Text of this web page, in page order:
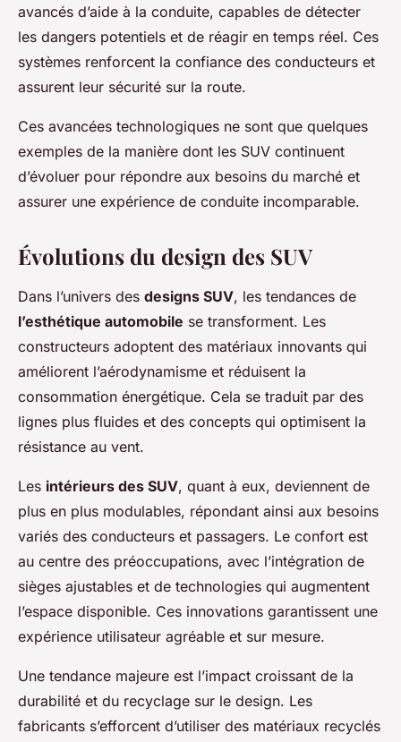
avancés d’aide à la conduite, capables de détecter
les dangers potentiels et de réagir en temps réel. Ces
systèmes renforcent la confiance des conducteurs et
assurent leur sécurité sur la route.
Ces avancées technologiques ne sont que quelques
exemples de la manière dont les SUV continuent
d’évoluer pour répondre aux besoins du marché et
assurer une expérience de conduite incomparable.
Évolutions du design des SUV
Dans l’univers des designs SUV, les tendances de
l’esthétique automobile se transforment. Les
constructeurs adoptent des matériaux innovants qui
améliorent l’aérodynamisme et réduisent la
consommation énergétique. Cela se traduit par des
lignes plus fluides et des concepts qui optimisent la
résistance au vent.
Les intérieurs des SUV, quant à eux, deviennent de
plus en plus modulables, répondant ainsi aux besoins
variés des conducteurs et passagers. Le confort est
au centre des préoccupations, avec l’intégration de
sièges ajustables et de technologies qui augmentent
l’espace disponible. Ces innovations garantissent une
expérience utilisateur agréable et sur mesure.
Une tendance majeure est l’impact croissant de la
durabilité et du recyclage sur le design. Les
fabricants s’efforcent d’utiliser des matériaux recyclés